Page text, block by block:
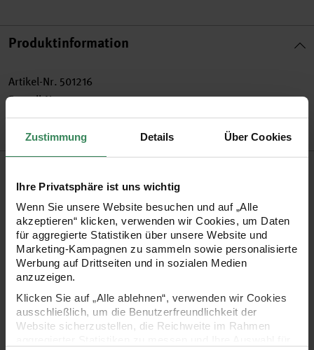
Zustimmung Details Über Cookies
Ihre Privatsphäre ist uns wichtig
Wenn Sie unsere Website besuchen und auf „Alle
akzeptieren“ klicken, verwenden wir Cookies, um Daten
für aggregierte Statistiken über unsere Website und
Marketing-Kampagnen zu sammeln sowie personalisierte
Werbung auf Drittseiten und in sozialen Medien
anzuzeigen.
Klicken Sie auf „Alle ablehnen“, verwenden wir Cookies
ausschließlich, um die Benutzerfreundlichkeit der
Website sicherzustellen, die Reichweite im Rahmen
Produktinformation
Artikel-Nr. 501216
Bestell-Nr.3710272
Dieser Schultüten-Rohling mit einer Höhe von 35 cm bietet
die perfekte Grundlage für individuelle Bastelideen. Aus
festem Karton gefertigt, überzeugt er durch Stabilität und
Langlebigkeit – ideal für vielseitige
Gestaltungsmöglichkeiten. Der Filzverschluss verleiht der
Schultüte eine hochwertige und charmante Note. Dank ihrer
praktischen Größe eignet sich die Mini-Bastelschultüte